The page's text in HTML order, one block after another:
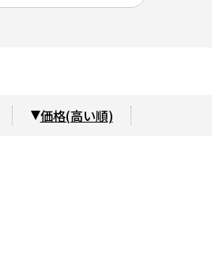
価格(高い順)